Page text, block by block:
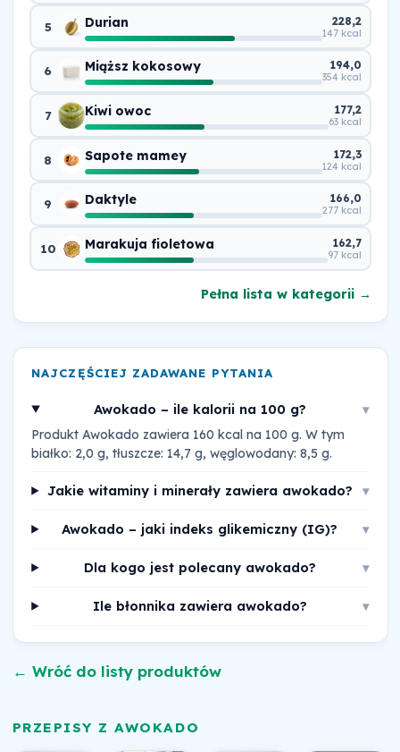
5 Durian 228,2
147 kcal
6 Miąższ kokosowy 194,0
354 kcal
7 Kiwi owoc 177,2
63 kcal
8 Sapote mamey 172,3
124 kcal
9 Daktyle 166,0
277 kcal
10 Marakuja fioletowa 162,7
97 kcal
Pełna lista w kategorii →
NAJCZĘŚCIEJ ZADAWANE PYTANIA
Awokado – ile kalorii na 100 g? ▾
Produkt Awokado zawiera 160 kcal na 100 g. W tym
białko: 2,0 g, tłuszcze: 14,7 g, węglowodany: 8,5 g.
Jakie witaminy i minerały zawiera awokado? ▾
Awokado – jaki indeks glikemiczny (IG)? ▾
Dla kogo jest polecany awokado? ▾
Ile błonnika zawiera awokado? ▾
← Wróć do listy produktów
PRZEPISY Z AWOKADO